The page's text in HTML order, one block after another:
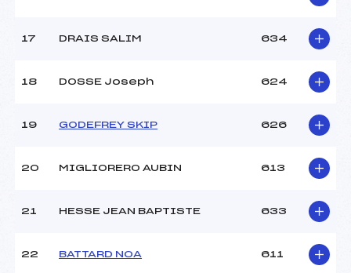
U10
17 DRAIS SALIM 634
18 DOSSE Joseph 624
19 GODEFREY SKIP 626
20 MIGLIORERO AUBIN 613
21 HESSE JEAN BAPTISTE 633
22 BATTARD NOA 611